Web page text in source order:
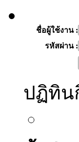
ชื่อผู้ใช้งาน :
รหัสผ่าน :
ปฏิทิน